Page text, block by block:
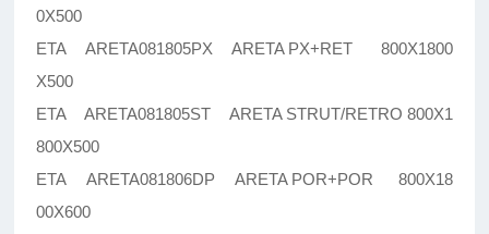
0X500
ETA ARETA081805PX ARETA PX+RET 800X1800
X500
ETA ARETA081805ST ARETA STRUT/RETRO 800X1
800X500
ETA ARETA081806DP ARETA POR+POR 800X18
00X600